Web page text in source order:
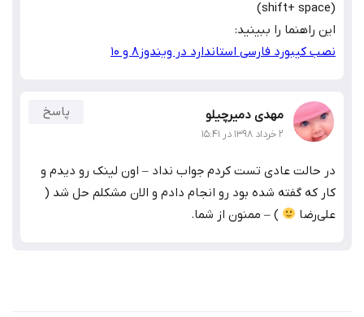
(shift+ space)
این راهنما را ببینید:
نصب کیبورد فارسی استاندارد در ویندوز8 و 10
مهدی دمیرچیلو
۲ خرداد ۱۳۹۸ در ۱۵:۴۱
پاسخ
در حالت عادی تست کردم جواب نداد – اون لینک رو دیدم و
کار که گفته شده بود رو انجام دادم و الان مشکلم حل شد (
علی‌رضا
) – ممنون از شما.